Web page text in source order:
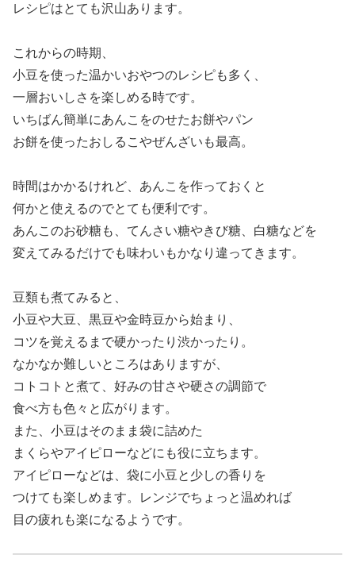
レシピはとても沢山あります。
これからの時期、
小豆を使った温かいおやつのレシピも多く、
一層おいしさを楽しめる時です。
いちばん簡単にあんこをのせたお餅やパン
お餅を使ったおしるこやぜんざいも最高。
時間はかかるけれど、あんこを作っておくと
何かと使えるのでとても便利です。
あんこのお砂糖も、てんさい糖やきび糖、白糖などを
変えてみるだけでも味わいもかなり違ってきます。
豆類も煮てみると、
小豆や大豆、黒豆や金時豆から始まり、
コツを覚えるまで硬かったり渋かったり。
なかなか難しいところはありますが、
コトコトと煮て、好みの甘さや硬さの調節で
食べ方も色々と広がります。
また、小豆はそのまま袋に詰めた
まくらやアイピローなどにも役に立ちます。
アイピローなどは、袋に小豆と少しの香りを
つけても楽しめます。レンジでちょっと温めれば
目の疲れも楽になるようです。